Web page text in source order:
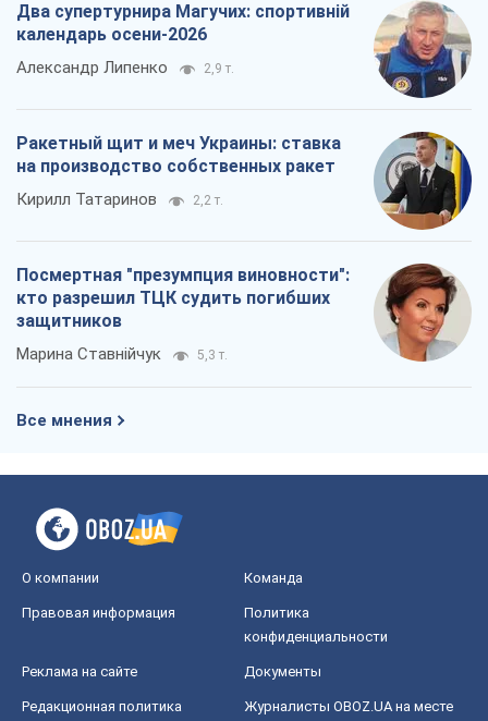
Два супертурнира Магучих: спортивній
календарь осени-2026
Александр Липенко 2,9 т.
Ракетный щит и меч Украины: ставка
на производство собственных ракет
Кирилл Татаринов 2,2 т.
Посмертная "презумпция виновности":
кто разрешил ТЦК судить погибших
защитников
Марина Ставнійчук 5,3 т.
Все мнения
О компании Команда
Правовая информация
Политика
конфиденциальности
Реклама на сайте Документы
Редакционная политика
Журналисты OBOZ.UA на месте